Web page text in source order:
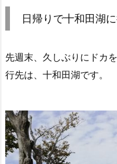
日帰りで十和田湖
先週末、久しぶりにドカを
行先は、十和田湖です。